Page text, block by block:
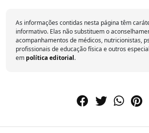
As informações contidas nesta página têm
informativo. Elas não substituem o
acompanhamentos de médicos, nutricionistas,
profissionais de educação física e outros
em política editorial.